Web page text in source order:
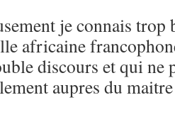
je connais trop
africaine
discours et qui ne
aupres du